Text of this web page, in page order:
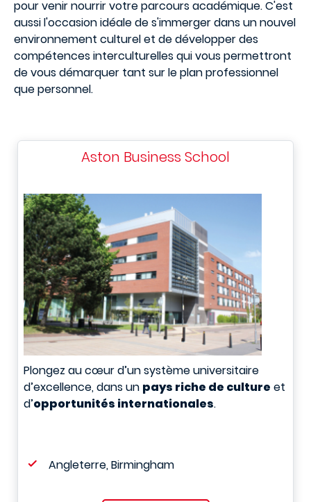
pour venir nourrir votre parcours académique. C'est
aussi l'occasion idéale de s'immerger dans un nouvel
environnement culturel et de développer des
compétences interculturelles qui vous permettront
de vous démarquer tant sur le plan professionnel
que personnel.
Aston Business School
Plongez au cœur d’un système universitaire
d’excellence, dans un pays riche de culture et
d’opportunités internationales.
Angleterre, Birmingham